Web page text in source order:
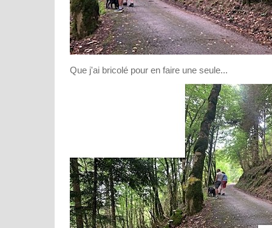
Que j'ai bricolé pour en faire une seule...